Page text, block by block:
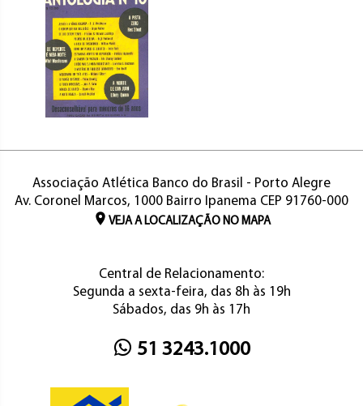
Associação Atlética Banco do Brasil - Porto Alegre
Av. Coronel Marcos, 1000 Bairro Ipanema CEP 91760-000
VEJA A LOCALIZAÇÃO NO MAPA
Central de Relacionamento:
Segunda a sexta-feira, das 8h às 19h
Sábados, das 9h às 17h
51 3243.1000